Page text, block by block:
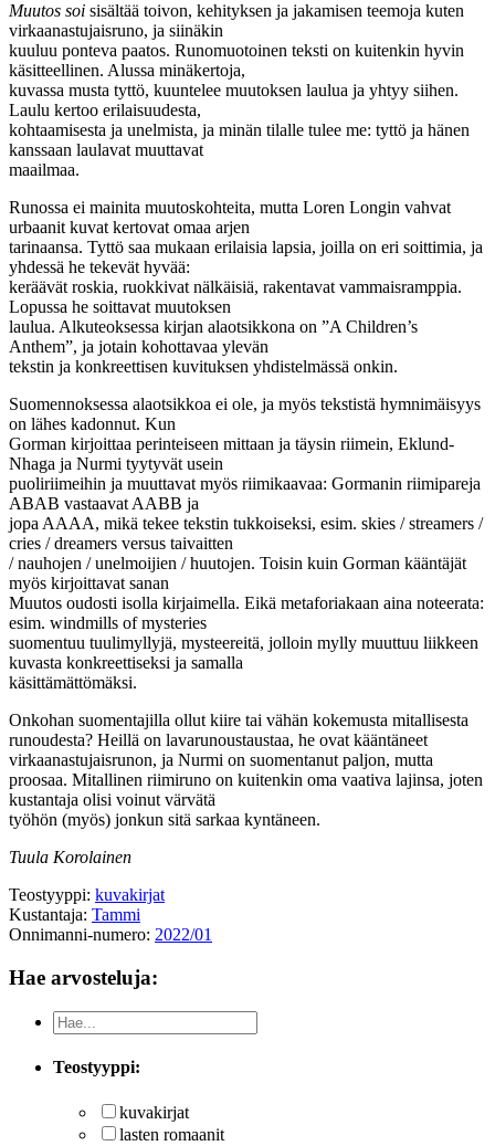
Muutos soi sisältää toivon, kehityksen ja jakamisen teemoja kuten
virkaanastujaisruno, ja siinäkin
kuuluu ponteva paatos. Runomuotoinen teksti on kuitenkin hyvin
käsitteellinen. Alussa minäkertoja,
kuvassa musta tyttö, kuuntelee muutoksen laulua ja yhtyy siihen.
Laulu kertoo erilaisuudesta,
kohtaamisesta ja unelmista, ja minän tilalle tulee me: tyttö ja hänen
kanssaan laulavat muuttavat
maailmaa.
Runossa ei mainita muutoskohteita, mutta Loren Longin vahvat
urbaanit kuvat kertovat omaa arjen
tarinaansa. Tyttö saa mukaan erilaisia lapsia, joilla on eri soittimia, ja
yhdessä he tekevät hyvää:
keräävät roskia, ruokkivat nälkäisiä, rakentavat vammaisramppia.
Lopussa he soittavat muutoksen
laulua. Alkuteoksessa kirjan alaotsikkona on ”A Children’s
Anthem”, ja jotain kohottavaa ylevän
tekstin ja konkreettisen kuvituksen yhdistelmässä onkin.
Suomennoksessa alaotsikkoa ei ole, ja myös tekstistä hymnimäisyys
on lähes kadonnut. Kun
Gorman kirjoittaa perinteiseen mittaan ja täysin riimein, Eklund-
Nhaga ja Nurmi tyytyvät usein
puoliriimeihin ja muuttavat myös riimikaavaa: Gormanin riimipareja
ABAB vastaavat AABB ja
jopa AAAA, mikä tekee tekstin tukkoiseksi, esim. skies / streamers /
cries / dreamers versus taivaitten
/ nauhojen / unelmoijien / huutojen. Toisin kuin Gorman kääntäjät
myös kirjoittavat sanan
Muutos oudosti isolla kirjaimella. Eikä metaforiakaan aina noteerata:
esim. windmills of mysteries
suomentuu tuulimyllyjä, mysteereitä, jolloin mylly muuttuu liikkeen
kuvasta konkreettiseksi ja samalla
käsittämättömäksi.
Onkohan suomentajilla ollut kiire tai vähän kokemusta mitallisesta
runoudesta? Heillä on lavarunoustaustaa, he ovat kääntäneet
virkaanastujaisrunon, ja Nurmi on suomentanut paljon, mutta
proosaa. Mitallinen riimiruno on kuitenkin oma vaativa lajinsa, joten
kustantaja olisi voinut värvätä
työhön (myös) jonkun sitä sarkaa kyntäneen.
Tuula Korolainen
Teostyyppi: kuvakirjat
Kustantaja: Tammi
Onnimanni-numero: 2022/01
Hae arvosteluja:
Teostyyppi:
kuvakirjat
lasten romaanit